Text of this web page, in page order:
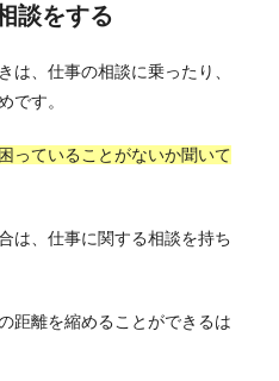
談をする
は、仕事の相談に乗ったり、
です。
っていることがないか聞いて
は、仕事に関する相談を持ち
距離を縮めることができるは